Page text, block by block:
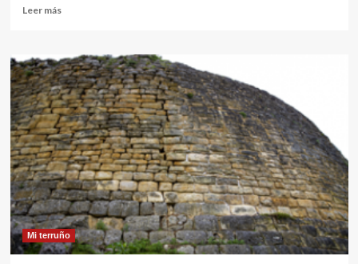
Leer másLeer
ALEJANDRO
ZARATE
le
dio
un
bono
a
músicos
¿
Y
quien
más
se
apunta?
Mi terruño